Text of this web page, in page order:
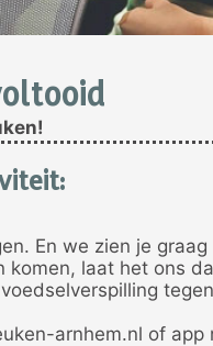
:
En we zien je
komen, laat het ons
arnhem.nl of app